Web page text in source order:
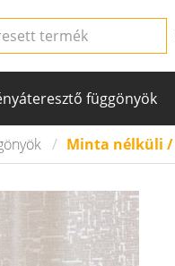
függönyök
Minta nélküli /